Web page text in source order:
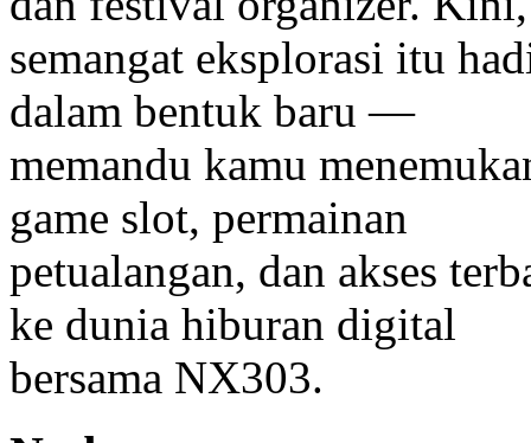
semangat eksplorasi itu
dalam bentuk baru —
memandu kamu
game slot, permainan
petualangan, dan akses
ke dunia hiburan digital
bersama NX303.